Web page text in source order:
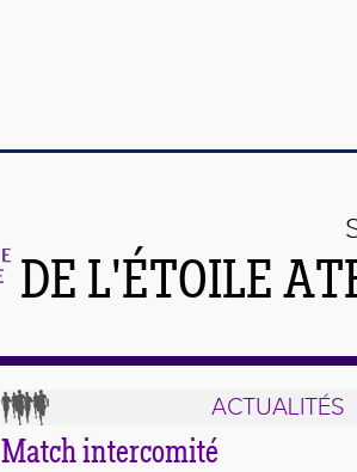
DE L'ÉTOILE
ACTUALITÉS
Match intercomité